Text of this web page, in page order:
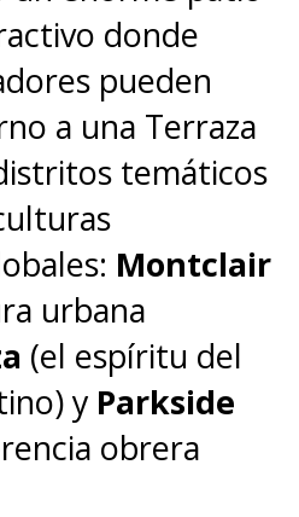
donde
pueden
a una Terraza
temáticos
Montclair
urbana
(el espíritu del
y Parkside
obrera